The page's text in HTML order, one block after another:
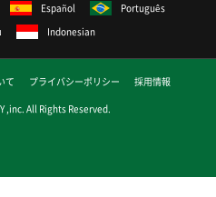
Español
Português
Indonesian
て プライバシーポリシー
採用情報
,inc. All Rights Reserved.